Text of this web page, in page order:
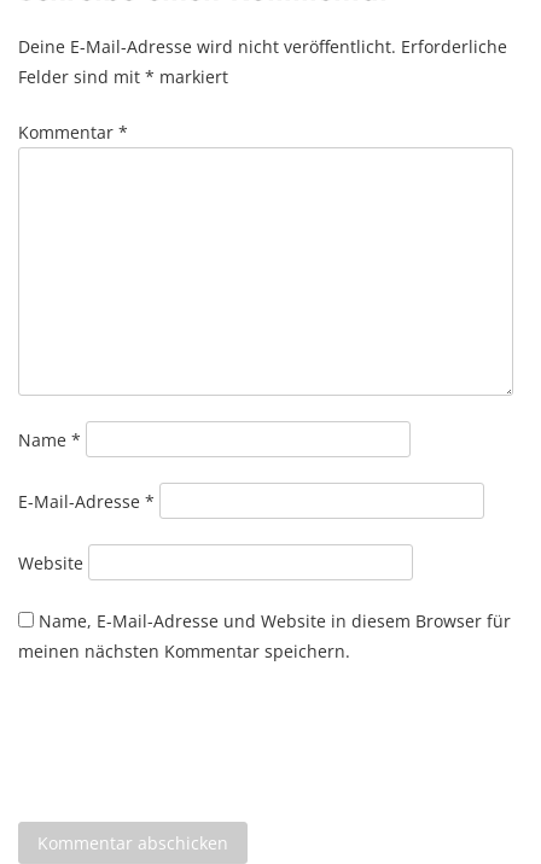
Deine E-Mail-Adresse wird nicht veröffentlicht. Erforderliche
Felder sind mit * markiert
Kommentar *
Name *
E-Mail-Adresse *
Website
Name, E-Mail-Adresse und Website in diesem Browser für
meinen nächsten Kommentar speichern.